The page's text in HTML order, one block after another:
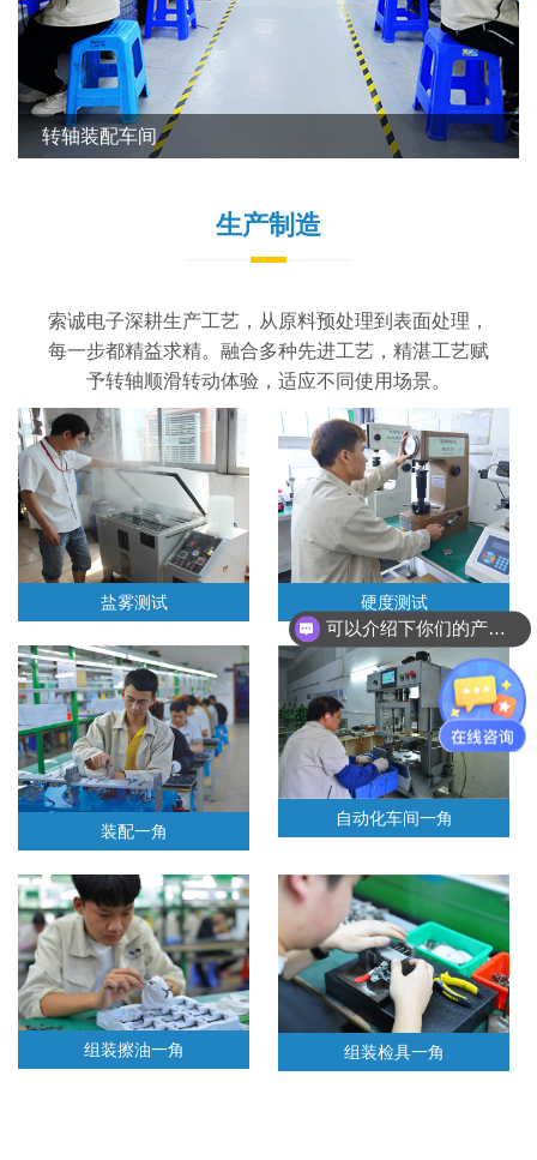
转轴装配车间
生产制造
索诚电子深耕生产工艺，从原料预处理到表面处理，
每一步都精益求精。融合多种先进工艺，精湛工艺赋
予转轴顺滑转动体验，适应不同使用场景。
盐雾测试 硬度测试
装配一角
自动化车间一角
组装擦油一角 组装检具一角
可以介绍下你们的产品么？